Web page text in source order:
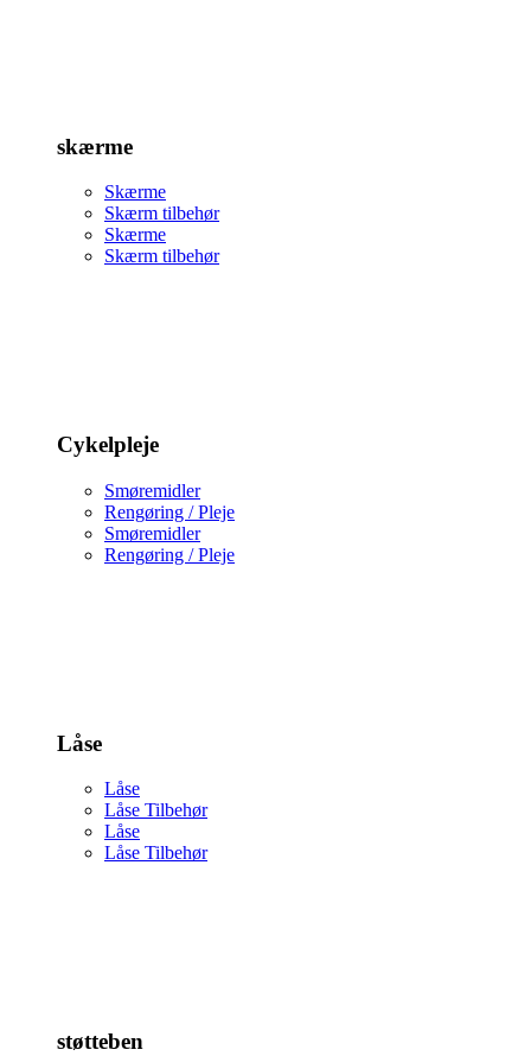
skærme
Skærme
Skærm tilbehør
Skærme
Skærm tilbehør
Cykelpleje
Smøremidler
Rengøring / Pleje
Smøremidler
Rengøring / Pleje
Låse
Låse
Låse Tilbehør
Låse
Låse Tilbehør
støtteben